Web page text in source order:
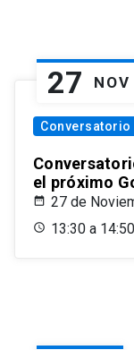
27 NOV
Conversatorio
el próximo
27 de
13:30 a 14:50